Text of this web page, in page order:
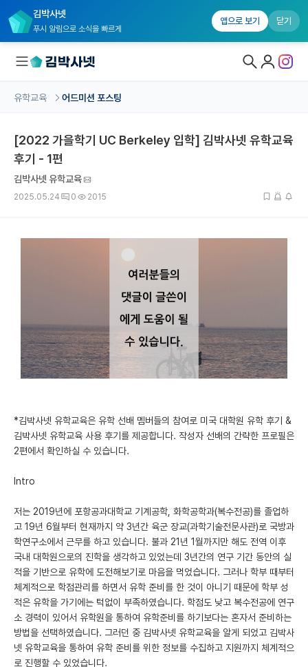
김박사넷
푸시 알림으로 소식을 빠르게
앱으로 보기 닫기
국내대학원 정보
커뮤니티
미국 유학 게시판
어드미션 포스팅
이벤트
오픈카톡
재팬라운지 🌸
유학교육 어드미션 포스팅
[2022 가을학기 UC Berkeley 입학] 김박사넷 유학교육
후기 - 1편
김박사넷 유학교육
2025.05.24 0 2015
*김박사넷 유학교육은 유학 선배 멤버들의 참여로 미국 대학원 유학 후기 &
김박사넷 유학교육 사용 후기를 제공합니다. 작성자 선배의 간략한 프로필은
2편에서 확인하실 수 있습니다.
Intro
저는 2019년에 포항공과대학교 기계공학, 화학공학과(복수전공)를 졸업하
고 19년 6월부터 현재까지 약 3년간 육군 장교(과학기술전문사관)로 국방과
학연구소에서 근무를 하고 있습니다. 불과 21년 1월까지만 해도 전역 이후
국내 대학원으로의 진학을 생각하고 있었는데 3년간의 연구 기간 동안의 실
적을 기반으로 유학에 도전해보기로 마음을 먹었습니다. 그러나 학부 때부터
체계적으로 학점관리를 하면서 유학 준비를 한 것이 아니기 때문에 학부 성
적은 유학을 가기에는 턱없이 부족하였습니다. 학점도 낮고 복수전공에 연구
소 경력이 있어서 유학원을 통하여 유학준비를 하기보다는 혼자서 준비하는
방법을 선택하였습니다. 그러던 중 김박사넷 유학교육을 알게 되었고 김박사
넷 유학교육을 통하여 유학 준비를 위한 정보를 수집하고 지원까지 체계적으
로 진행할 수 있었습니다.